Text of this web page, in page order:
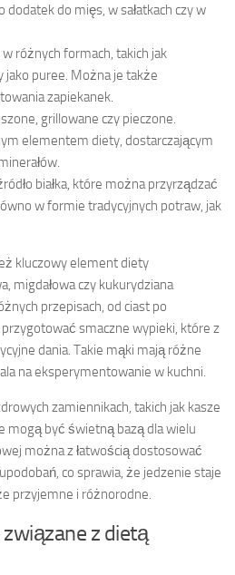
dodatek do mięs, w sałatkach czy w
w różnych formach, takich jak
jako puree. Można je także
zapiekanek.
grillowane czy pieczone.
elementem diety, dostarczającym
białka, które można przyrządzać
w formie tradycyjnych potraw, jak
kluczowy element diety
migdałowa czy kukurydziana
przepisach, od ciast po
smaczne wypieki, które z
dania. Takie mąki mają różne
na eksperymentowanie w kuchni.
zamiennikach, takich jak kasze
mogą być świetną bazą dla wielu
można z łatwością dostosować
co sprawia, że jedzenie staje
przyjemne i różnorodne.
z dietą